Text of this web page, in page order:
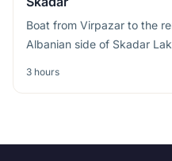
Boat from Virpazar to the
Albanian side of Skadar
3 hours